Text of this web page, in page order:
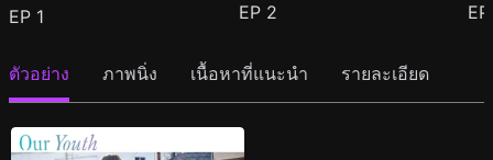
EP 1 EP 2
ตัวอย่าง ภาพนิ่ง เนื้อหาที่แนะนำ รายละเอียด